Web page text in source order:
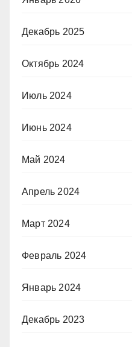
Декабрь 2025
Октябрь 2024
Июль 2024
Июнь 2024
Май 2024
Апрель 2024
Март 2024
Февраль 2024
Январь 2024
Декабрь 2023